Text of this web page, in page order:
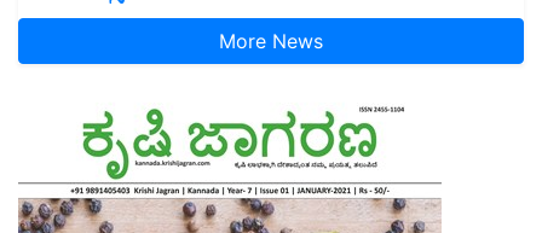
More News